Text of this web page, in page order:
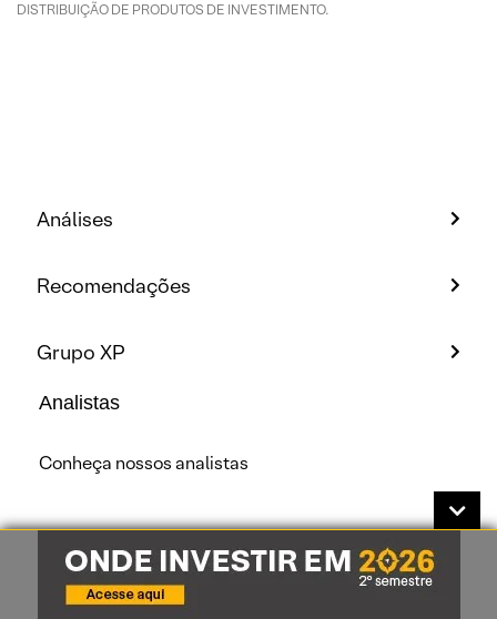
DISTRIBUIÇÃO DE PRODUTOS DE INVESTIMENTO.
Análises
Recomendações
Grupo XP
Analistas
Conheça nossos analistas